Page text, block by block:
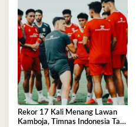
Rekor 17 Kali Menang Lawan
Kamboja, Timnas Indonesia Tak